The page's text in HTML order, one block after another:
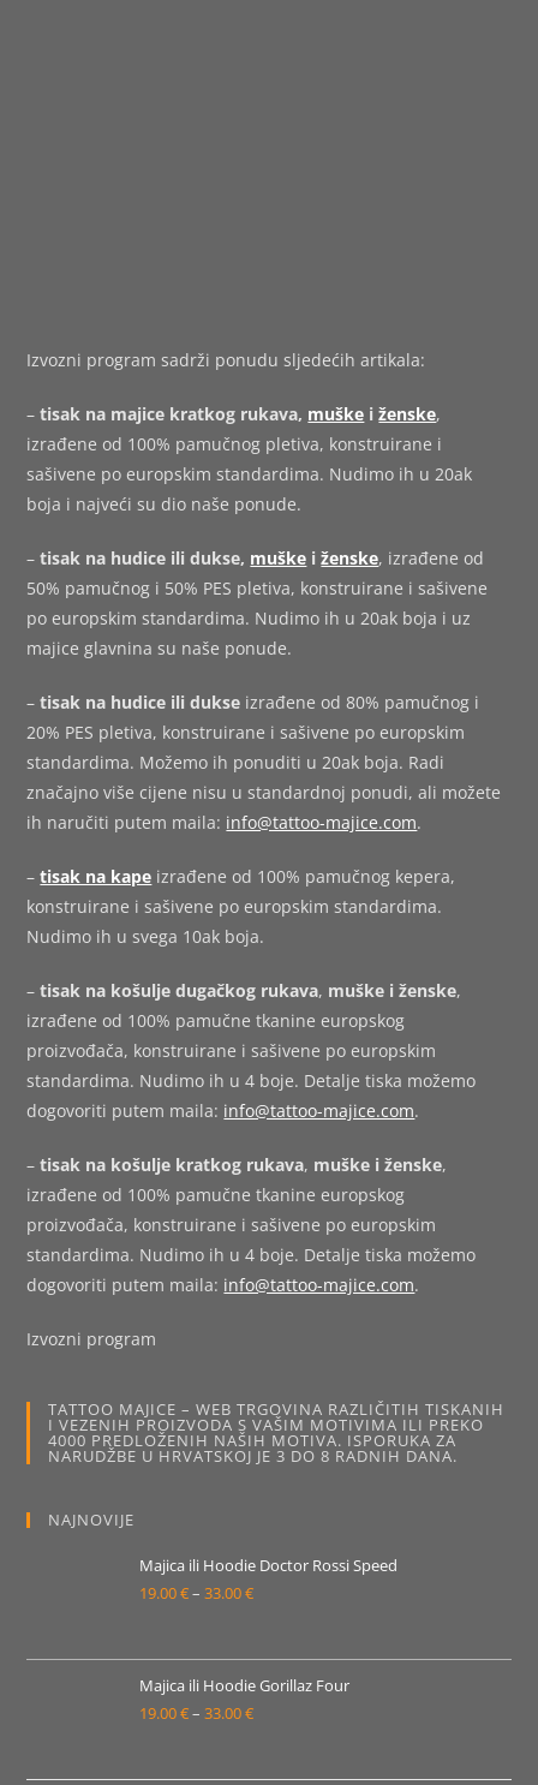
Izvozni program sadrži ponudu sljedećih artikala:
–tisak na majice kratkog rukava, muške iženske,
izrađene od 100% pamučnog pletiva, konstruirane i
sašivene po europskim standardima. Nudimo ih u 20ak
boja i najveći su dio naše ponude.
–tisak na hudice ili dukse, muške iženske, izrađene od
50% pamučnog i 50% PES pletiva, konstruirane i sašivene
po europskim standardima. Nudimo ih u 20ak boja i uz
majice glavnina su naše ponude.
–tisak na hudice ili dukse izrađene od 80% pamučnog i
20% PES pletiva, konstruirane i sašivene po europskim
standardima. Možemo ih ponuditi u 20ak boja. Radi
značajno više cijene nisu u standardnoj ponudi, ali možete
ih naručiti putem maila: info@tattoo-majice.com.
–tisak na kape izrađene od 100% pamučnog kepera,
konstruirane i sašivene po europskim standardima.
Nudimo ih u svega 10ak boja.
–tisak na košulje dugačkog rukava, muške i ženske,
izrađene od 100% pamučne tkanine europskog
proizvođača, konstruirane i sašivene po europskim
standardima. Nudimo ih u 4 boje. Detalje tiska možemo
dogovoriti putem maila: info@tattoo-majice.com.
–tisak na košulje kratkog rukava, muške i ženske,
izrađene od 100% pamučne tkanine europskog
proizvođača, konstruirane i sašivene po europskim
standardima. Nudimo ih u 4 boje. Detalje tiska možemo
dogovoriti putem maila: info@tattoo-majice.com.
Izvozni program
TATTOO MAJICE – WEB TRGOVINA RAZLIČITIH TISKANIH
I VEZENIH PROIZVODA S VAŠIM MOTIVIMA ILI PREKO
4000 PREDLOŽENIH NAŠIH MOTIVA. ISPORUKA ZA
NARUDŽBE U HRVATSKOJ JE 3 DO 8 RADNIH DANA.
NAJNOVIJE
Majica ili Hoodie Doctor Rossi Speed
19.00€– 33.00€Raspon
od
19.00 €
do
Majica ili Hoodie Gorillaz Four
19.00€– 33.00€Raspon
od